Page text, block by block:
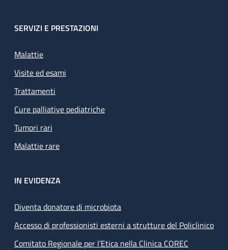
SERVIZI E PRESTAZIONI
Malattie
Visite ed esami
Trattamenti
Cure palliative pediatriche
Tumori rari
Malattie rare
IN EVIDENZA
Diventa donatore di microbiota
Accesso di professionisti esterni a strutture del Policlinico
Comitato Regionale per l’Etica nella Clinica COREC